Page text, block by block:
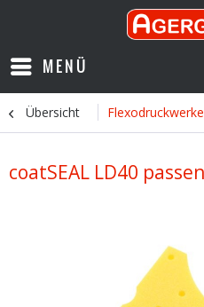
MENÜ
Übersicht Flexodruckwerke
coatSEAL LD40